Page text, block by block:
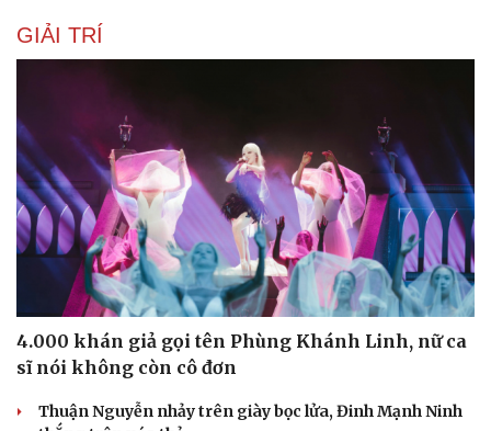
GIẢI TRÍ
4.000 khán giả gọi tên Phùng Khánh Linh, nữ ca
sĩ nói không còn cô đơn
Thuận Nguyễn nhảy trên giày bọc lửa, Đinh Mạnh Ninh